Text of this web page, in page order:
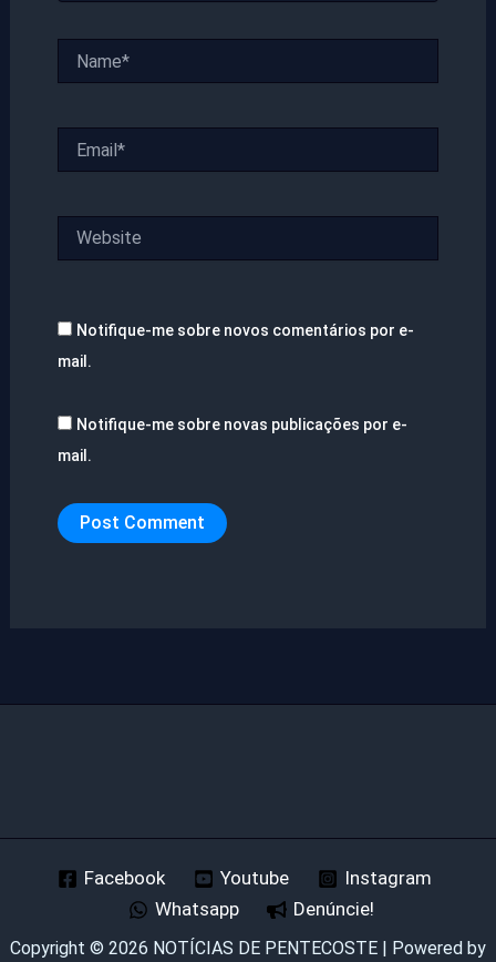
Notifique-me sobre novos comentários por e-
mail.
Notifique-me sobre novas publicações por e-
mail.
Facebook Youtube
Instagram
Whatsapp
Denúncie!
Copyright © 2026 NOTÍCIAS DE PENTECOSTE | Powered by